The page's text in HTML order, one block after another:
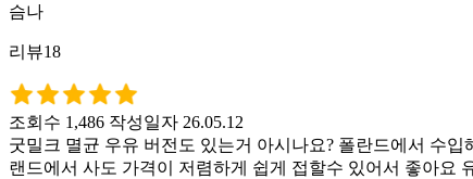
슴나
리뷰18
조회수 1,486 작성일자 26.05.12
굿밀크 멸균 우유 버전도 있는거 아시나요? 폴란드에서 수
랜드에서 사도 가격이 저렴하게 쉽게 접할수 있어서 좋아요